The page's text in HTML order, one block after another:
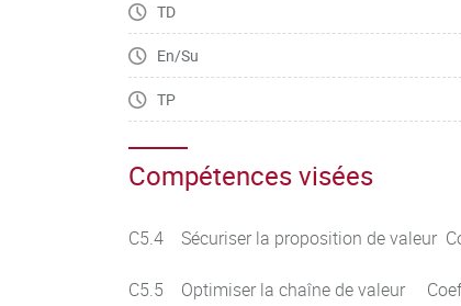
TD
En/Su
TP
Compétences visées
C5.4 Sécuriser la proposition de valeur
C5.5 Optimiser la chaîne de valeur